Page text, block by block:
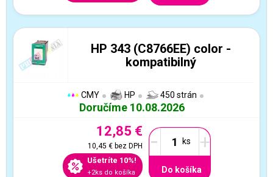
HP 343 (C8766EE) color -
kompatibilný
CMY HP 450 strán
Doručíme 10.08.2026
12,85 €
10,45 €bez DPH
Ušetríte 10%!
+2ks do košíka
- +
Do košíka